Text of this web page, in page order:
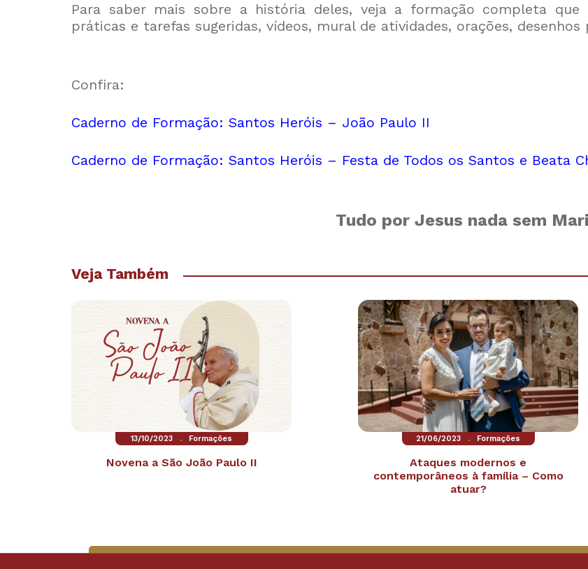
Para saber mais sobre a história deles, veja a formação completa
práticas e tarefas sugeridas, vídeos, mural de atividades, orações,
Confira:
Caderno de Formação: Santos Heróis – João Paulo II
Caderno de Formação: Santos Heróis – Festa de Todos os Santos e Beata
Tudo por Jesus nada sem
Veja Também
13/10/2023 . Formações
Novena a São João Paulo II
21/06/2023 . Formações
Ataques modernos e
contemporâneos à família – Como
atuar?